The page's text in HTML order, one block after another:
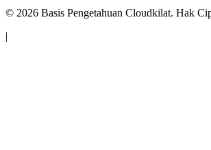
© 2026 Basis Pengetahuan Cloudkilat. Hak
|